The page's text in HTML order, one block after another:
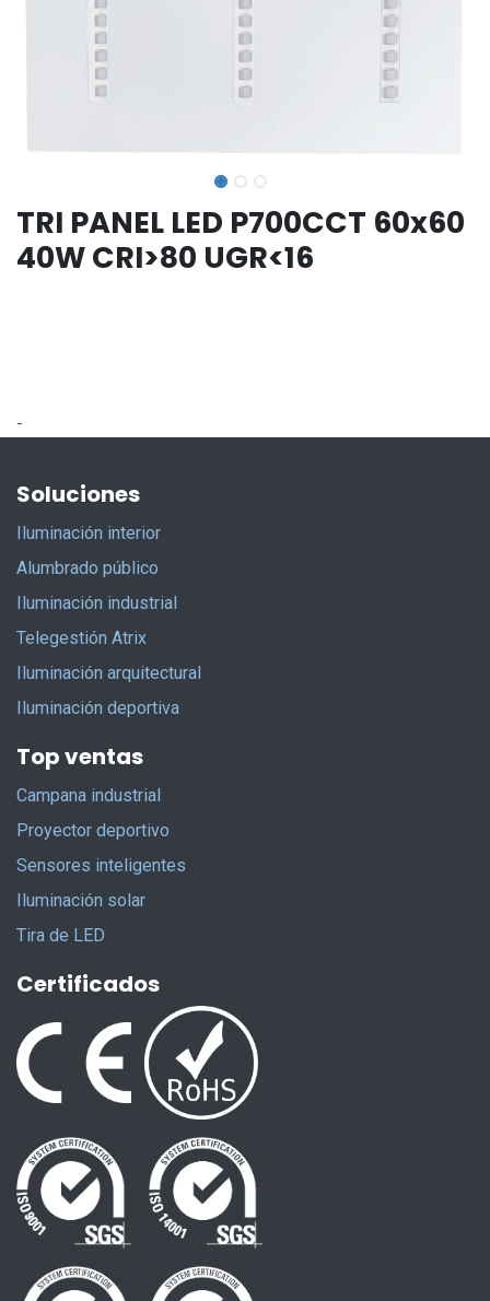
TRI PANEL LED P700CCT 60x60
40W CRI>80 UGR<16
-
Soluciones
Iluminación interior
Alumbrado público
Iluminación industrial
Telegestión Atrix
Iluminación arquitectural
Iluminación deportiva
Top ventas
Campana industrial
Proyector deportivo
Sensores inteligentes
Iluminación solar
Tira de LED
Certificados